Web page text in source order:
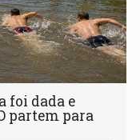
foi dada e
partem para